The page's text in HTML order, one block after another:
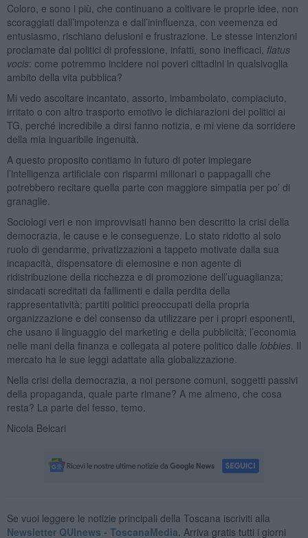
Coloro, e sono i più, che continuano a coltivare le proprie idee, non
scoraggiati dall’impotenza e dall’ininfluenza, con veemenza ed
entusiasmo, rischiano delusioni e frustrazione. Le stesse intenzioni
proclamate dai politici di professione, infatti, sono inefficaci, flatus
vocis: come potremmo incidere noi poveri cittadini in qualsivoglia
ambito della vita pubblica?
Mi vedo ascoltare incantato, assorto, imbambolato, compiaciuto,
irritato o con altro trasporto emotivo le dichiarazioni dei politici ai
TG, perché incredibile a dirsi fanno notizia, e mi viene da sorridere
della mia inguaribile ingenuità.
A questo proposito contiamo in futuro di poter impiegare
l’intelligenza artificiale con risparmi milionari o pappagalli che
potrebbero recitare quella parte con maggiore simpatia per po’ di
granaglie.
Sociologi veri e non improvvisati hanno ben descritto la crisi della
democrazia, le cause e le conseguenze. Lo stato ridotto al solo
ruolo di gendarme, privatizzazioni a tappeto motivate dalla sua
incapacità, dispensatore di elemosine e non agente di
ridistribuzione della ricchezza e di promozione dell’uguaglianza;
sindacati screditati da fallimenti e dalla perdita della
rappresentatività; partiti politici preoccupati della propria
organizzazione e del consenso da utilizzare per i propri esponenti,
che usano il linguaggio del marketing e della pubblicità; l’economia
nelle mani della finanza e collegata al potere politico dalle lobbies. Il
mercato ha le sue leggi adattate alla globalizzazione.
Nella crisi della democrazia, a noi persone comuni, soggetti passivi
della propaganda, quale parte rimane? A me almeno, che cosa
resta? La parte del fesso, temo.
Nicola Belcari
Se vuoi leggere le notizie principali della Toscana iscriviti alla
Newsletter QUInews - ToscanaMedia. Arriva gratis tutti i giorni